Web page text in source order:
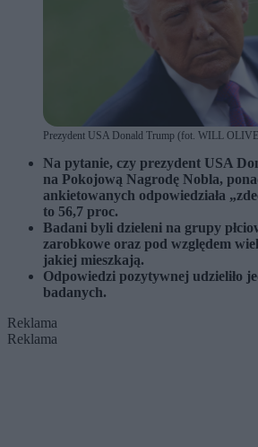
Prezydent USA Donald Trump (fot. WILL
Na pytanie, czy prezydent USA
na Pokojową Nagrodę Nobla,
ankietowanych odpowiedziała
to 56,7 proc.
Badani byli dzieleni na grupy
zarobkowe oraz pod względem
jakiej mieszkają.
Odpowiedzi pozytywnej udzieliło
badanych.
Reklama
Reklama